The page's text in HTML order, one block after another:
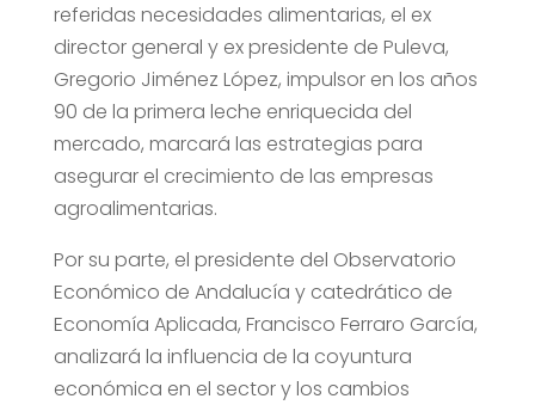
referidas necesidades alimentarias, el ex
director general y ex presidente de Puleva,
Gregorio Jiménez López, impulsor en los años
90 de la primera leche enriquecida del
mercado, marcará las estrategias para
asegurar el crecimiento de las empresas
agroalimentarias.
Por su parte, el presidente del Observatorio
Económico de Andalucía y catedrático de
Economía Aplicada, Francisco Ferraro García,
analizará la influencia de la coyuntura
económica en el sector y los cambios